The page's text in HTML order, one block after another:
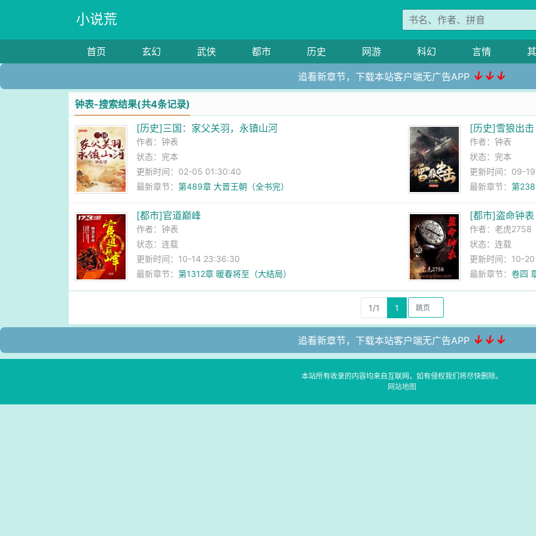
小说荒
首页 玄幻 武侠 都市 历史 网游 科幻 言情
追看新章节，下载本站客户端无广告APP ↓↓↓
钟表-搜索结果(共4条记录)
[历史]三国：家父关羽，永镇山河
作者：钟表
状态：完本
更新时间：02-05 01:30:40
最新章节：第489章 大晋王朝（全书完）
[历史]雪狼出击
作者： 钟表
状态：完本
更新时间：09-
最新章节： 第
[都市]官道巅峰
作者：钟表
状态：连载
更新时间：10-14 23:36:30
最新章节：第1312章 暖春将至（大结局）
[都市]盗命钟表
作者： 老虎2758
状态：连载
更新时间：10-
最新章节： 卷四
1/1 1
追看新章节，下载本站客户端无广告APP ↓↓↓
本站所有收录的内容均来自互联网，如有侵权我们将尽快删除。
网站地图